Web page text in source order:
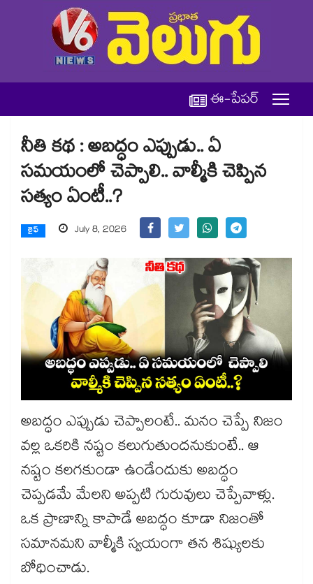
ఈ-పేపర్
నీతి కథ : అబద్ధం ఎప్పుడు.. ఏ
సమయంలో చెప్పాలి.. వాల్మీకి చెప్పిన
సత్యం ఏంటీ..?
లైఫ్ July 8, 2026
అబద్ధం ఎప్పుడు చెప్పాలంటే.. మనం చెప్పే నిజం
వల్ల ఒకరికి నష్టం కలుగుతుందనుకుంటే.. ఆ
నష్టం కలగకుండా ఉండేందుకు అబద్ధం
చెప్పడమే మేలని అప్పటి గురువులు చెప్పేవాళ్లు.
ఒక ప్రాణాన్ని కాపాడే అబద్ధం కూడా నిజంతో
సమానమని వాల్మీకి స్వయంగా తన శిష్యులకు
బోధించాడు.